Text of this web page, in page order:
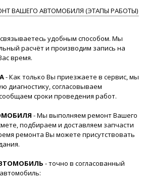
ВАШЕГО АВТОМОБИЛЯ (ЭТАПЫ РАБОТЫ)
удобным способом. Мы
расчёт и производим запись на
время.
- Как только Вы приезжаете в сервис, мы
диагностику, согласовываем
сроки проведения работ.
- Мы выполняем ремонт Вашего
подбираем и доставляем запчасти
ремонта Вы можете присутствовать
- точно в согласованный